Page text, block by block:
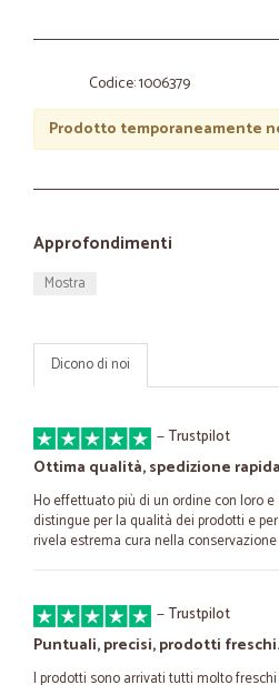
Codice: 1006379
Prodotto temporaneamente
Approfondimenti
Mostra
Dicono di noi
—Trustpilot
Ottima qualità, spedizione
Ho effettuato più di un ordine con loro
distingue per la qualità dei prodotti e
rivela estrema cura nella
—Trustpilot
Puntuali, precisi, prodotti freschi.
I prodotti sono arrivati tutti molto